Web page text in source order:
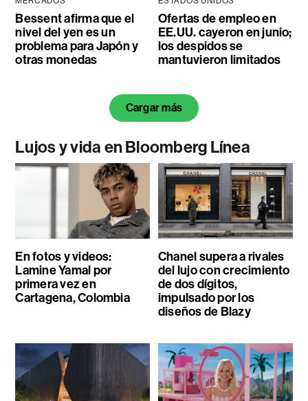
Bessent afirma que el
nivel del yen es un
problema para Japón y
otras monedas
Ofertas de empleo en
EE.UU. cayeron en junio;
los despidos se
mantuvieron limitados
Cargar más
Lujos y vida en Bloomberg Línea
En fotos y videos:
Lamine Yamal por
primera vez en
Cartagena, Colombia
Chanel supera a rivales
del lujo con crecimiento
de dos dígitos,
impulsado por los
diseños de Blazy